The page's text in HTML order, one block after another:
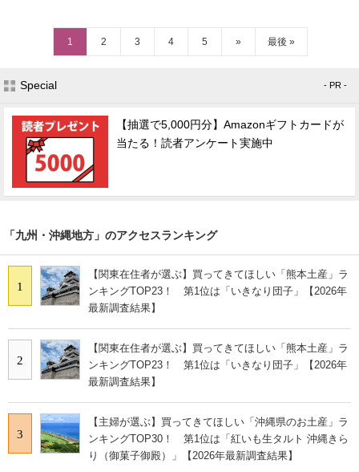
1 2 3 4 5 » 最後 »
Special - PR -
【抽選で5,000円分】Amazonギフトカードが
当たる！読者アンケート実施中
「九州・沖縄地方」のアクセスランキング
1
【関東在住者が選ぶ】買ってきてほしい「熊本土産」ラ
ンキングTOP23！ 第1位は「いきなり団子」【2026年
最新調査結果】
2
【関東在住者が選ぶ】買ってきてほしい「熊本土産」ラ
ンキングTOP23！ 第1位は「いきなり団子」【2026年
最新調査結果】
3
【主婦が選ぶ】買ってきてほしい「沖縄県のお土産」ラ
ンキングTOP30！ 第1位は「紅いも生タルト 沖縄きら
り（御菓子御殿）」【2026年最新調査結果】